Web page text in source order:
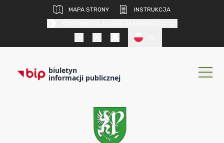
MAPA STRONY
INSTRUKCJA
biuletyn
informacji publicznej